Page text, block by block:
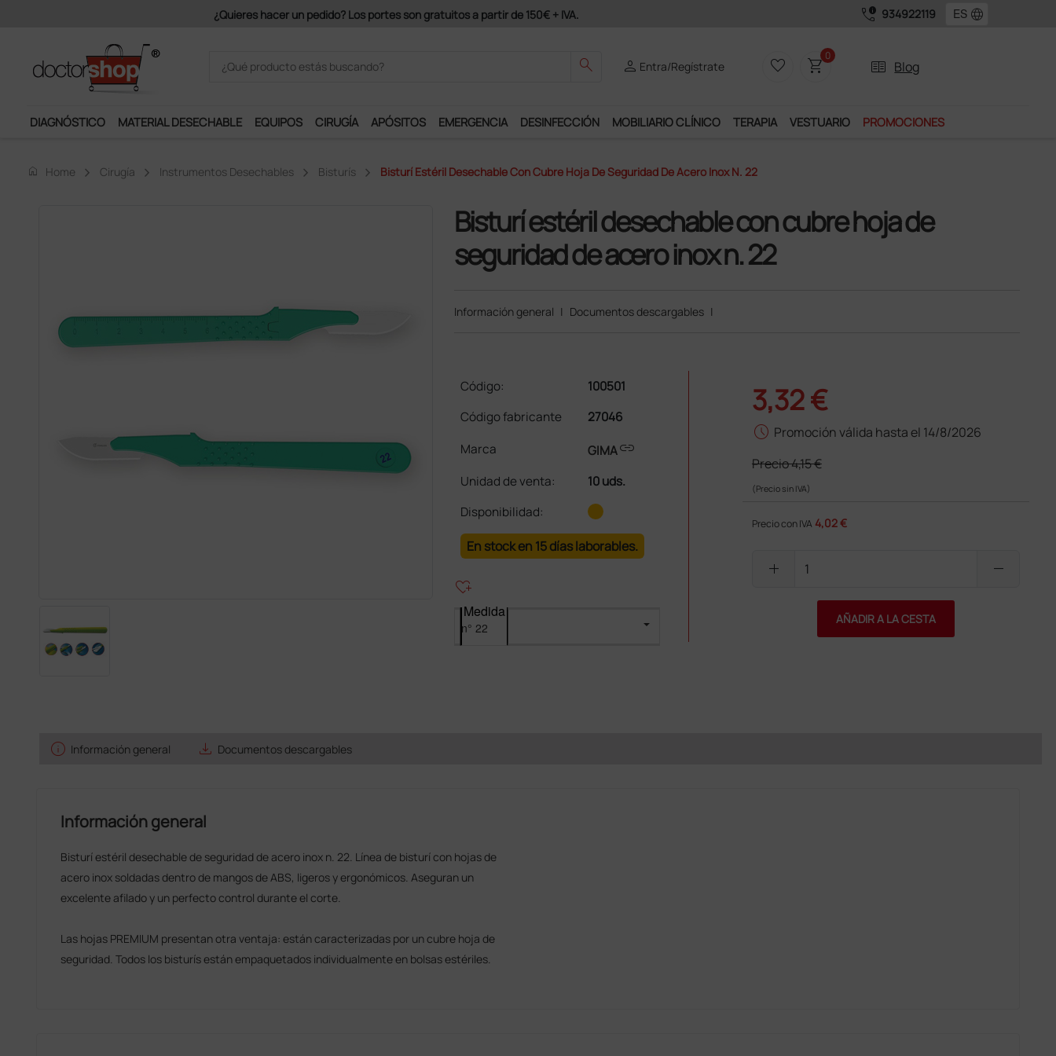
Únete al programa Ds Plus y podrás disfrutar de muchos servicios exclusivos. call_quality 934922119 language
search person Entra/Regístrate favorite_border shopping_cart0
two_pager Blog
DIAGNÓSTICO MATERIAL DESECHABLE EQUIPOS CIRUGÍA APÓSITOS EMERGENCIA DESINFECCIÓN MOBILIARIO CLÍNICO TERAPIA VESTUARIO PROMOCIONES
home Home Cirugía Instrumentos Desechables Bisturís Bisturí Estéril Desechable Con Cubre Hoja De Seguridad De Acero Inox N. 22
Bisturí estéril desechable con cubre hoja de
seguridad de acero inox n. 22
Información general | Documentos descargables |
Código:
100501
Código fabricante
27046
Marca
GIMAlink
Unidad de venta:
10 uds.
Disponibilidad:
En stock en 15 días laborables.
heart_plus
Medida
3,32 €
schedule Promoción válida hasta el 14/8/2026
Precio4,15 €
(Precio sin IVA)
Precio con IVA 4,02 €
add remove
AÑADIR A LA CESTA
info Información general save_alt Documentos descargables
Información general
Bisturí estéril desechable de seguridad de acero inox n. 22. Línea de bisturí con hojas de
acero inox soldadas dentro de mangos de ABS, ligeros y ergonómicos. Aseguran un
excelente afilado y un perfecto control durante el corte.
Las hojas PREMIUM presentan otra ventaja: están caracterizadas por un cubre hoja de
seguridad. Todos los bisturís están empaquetados individualmente en bolsas estériles.